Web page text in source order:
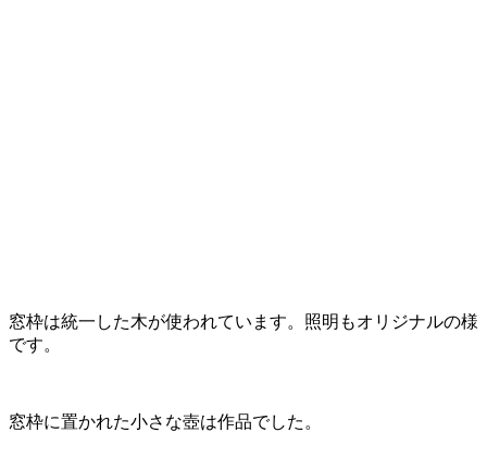
窓枠は統一した木が使われています。照明もオリジナルの様
です。
窓枠に置かれた小さな壺は作品でした。